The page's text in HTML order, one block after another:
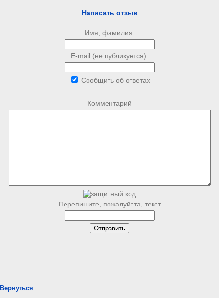
Написать отзыв
Имя, фамилия:
E-mail (не публикуется):
Сообщить об ответах
Комментарий
Перепишите, пожалуйста, текст
Вернуться